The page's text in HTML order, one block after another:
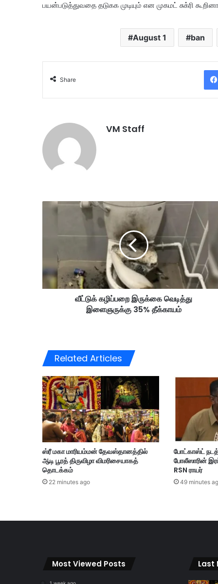
பயன்படுத்துவதை தடுகக முடியும் என முகமட் சுக்ரி
August 1 ban
Share
VM Staff
ப்
ப
றை
த்
இ
ளை
ஞ
ரு
க்
கு
3
5
%
தீ
க்
வீட்டுக் கழிப்பறை இருக்கை வெடித்து
இளைஞருக்கு 35% தீக்காயம்
Related Articles
ஸ்ரீ மகா மாரியம்மன் தேவஸ்தானத்தில்
ஆடி பூரத் திருவிழா விமரிசையாகத்
தொடக்கம்
22 minutes ago
போட்காஸ்ட்
போலீஸாரின்
RSN ராயர்
49 minutes
Most Viewed Posts
1 week ago
Last